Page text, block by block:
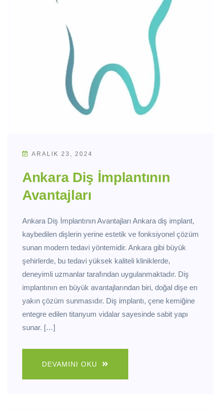
ARALIK 23, 2024
Ankara Diş İmplantının
Avantajları
Ankara Diş İmplantının Avantajları Ankara diş implant,
kaybedilen dişlerin yerine estetik ve fonksiyonel çözüm
sunan modern tedavi yöntemidir. Ankara gibi büyük
şehirlerde, bu tedavi yüksek kaliteli kliniklerde,
deneyimli uzmanlar tarafından uygulanmaktadır. Diş
implantının en büyük avantajlarından biri, doğal dişe en
yakın çözüm sunmasıdır. Diş implantı, çene kemiğine
entegre edilen titanyum vidalar sayesinde sabit yapı
sunar. […]
DEVAMINI OKU